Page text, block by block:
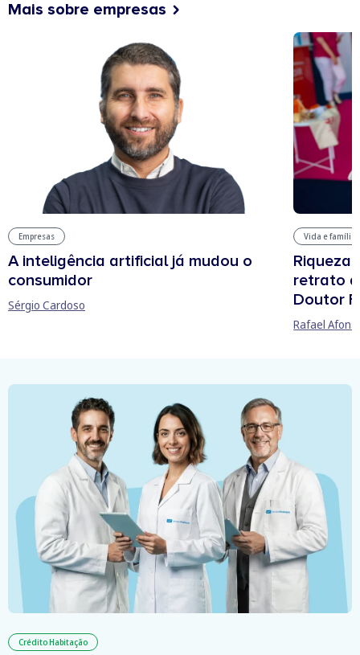
Mais sobre empresas
Empresas
A inteligência artificial já mudou o
consumidor
Sérgio Cardoso
Vida e família
retrato
Doutor
Rafael
Crédito Habitação